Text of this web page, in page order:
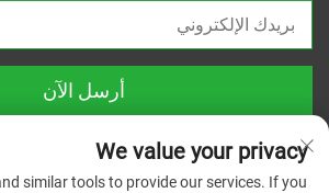
أرسل الآن
We value your privacy
similar tools to provide our services. If you